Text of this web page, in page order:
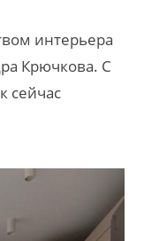
интерьера
Крючкова. С
сейчас